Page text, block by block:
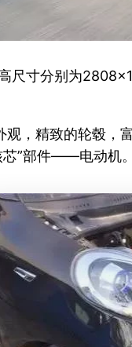
尺寸分别为
观，精致的轮毂，
”部件——电动机。